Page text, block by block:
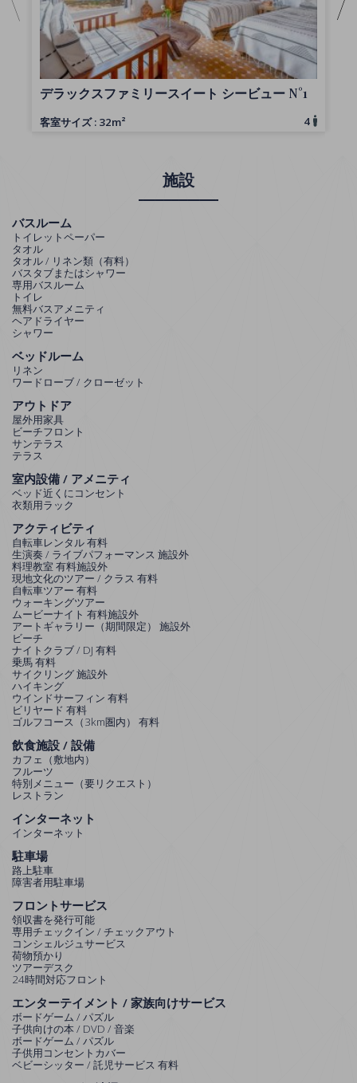
デラックスファミリースイート シービュー N°1
客室サイズ : 32m² 4
施設
バスルーム
トイレットペーパー
タオル
タオル / リネン類（有料）
バスタブまたはシャワー
専用バスルーム
トイレ
無料バスアメニティ
ヘアドライヤー
シャワー
ベッドルーム
リネン
ワードローブ / クローゼット
アウトドア
屋外用家具
ビーチフロント
サンテラス
テラス
室内設備 / アメニティ
ベッド近くにコンセント
衣類用ラック
アクティビティ
自転車レンタル 有料
生演奏 / ライブパフォーマンス 施設外
料理教室 有料施設外
現地文化のツアー / クラス 有料
自転車ツアー 有料
ウォーキングツアー
ムービーナイト 有料施設外
アートギャラリー（期間限定） 施設外
ビーチ
ナイトクラブ / DJ 有料
乗馬 有料
サイクリング 施設外
ハイキング
ウインドサーフィン 有料
ビリヤード 有料
ゴルフコース（3km圏内） 有料
飲食施設 / 設備
カフェ（敷地内）
フルーツ
特別メニュー（要リクエスト）
レストラン
インターネット
インターネット
駐車場
路上駐車
障害者用駐車場
フロントサービス
領収書を発行可能
専用チェックイン / チェックアウト
コンシェルジュサービス
荷物預かり
ツアーデスク
24時間対応フロント
エンターテイメント / 家族向けサービス
ボードゲーム / パズル
子供向けの本 / DVD / 音楽
ボードゲーム / パズル
子供用コンセントカバー
ベビーシッター / 託児サービス 有料